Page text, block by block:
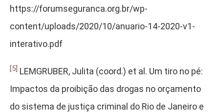
https://forumseguranca.org.br/wp-
content/uploads/2020/10/anuario-14-2020-v1-
interativo.pdf
[5] LEMGRUBER, Julita (coord.) et al. Um tiro no pé:
Impactos da proibição das drogas no orçamento
do sistema de justiça criminal do Rio de Janeiro e